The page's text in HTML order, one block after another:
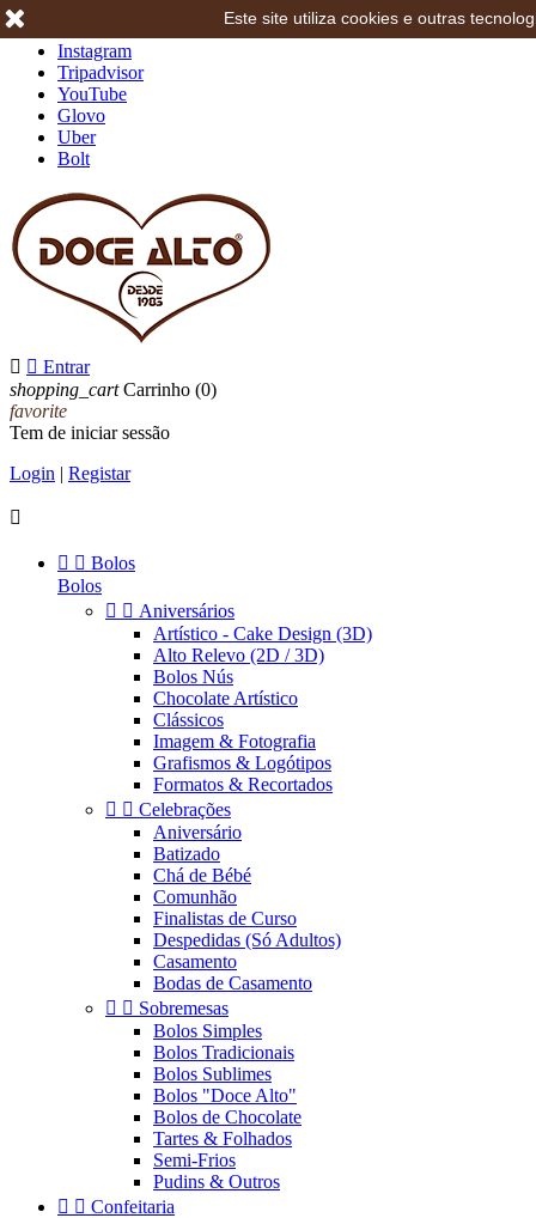
Instagram
Tripadvisor
YouTube
Glovo
Uber
Bolt
  Entrar
shopping_cart Carrinho (0)
favorite
Tem de iniciar sessão
Login | Registar

  Bolos
Bolos
  Aniversários
Artístico - Cake Design (3D)
Alto Relevo (2D / 3D)
Bolos Nús
Chocolate Artístico
Clássicos
Imagem & Fotografia
Grafismos & Logótipos
Formatos & Recortados
  Celebrações
Aniversário
Batizado
Chá de Bébé
Comunhão
Finalistas de Curso
Despedidas (Só Adultos)
Casamento
Bodas de Casamento
  Sobremesas
Bolos Simples
Bolos Tradicionais
Bolos Sublimes
Bolos "Doce Alto"
Bolos de Chocolate
Tartes & Folhados
Semi-Frios
Pudins & Outros
  Confeitaria
Este site utiliza cookies e outras